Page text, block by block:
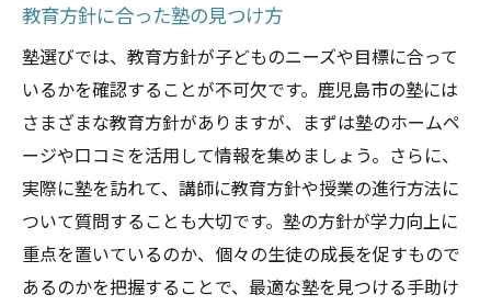
教育方針に合った塾の見つけ方
塾選びでは、教育方針が子どものニーズや目標に合って
いるかを確認することが不可欠です。鹿児島市の塾には
さまざまな教育方針がありますが、まずは塾のホームペ
ージや口コミを活用して情報を集めましょう。さらに、
実際に塾を訪れて、講師に教育方針や授業の進行方法に
ついて質問することも大切です。塾の方針が学力向上に
重点を置いているのか、個々の生徒の成長を促すもので
あるのかを把握することで、最適な塾を見つける手助け